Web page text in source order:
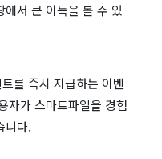
서 큰 이득을 볼 수 있
를 즉시 지급하는 이벤
자가 스마트파일을 경험
니다.